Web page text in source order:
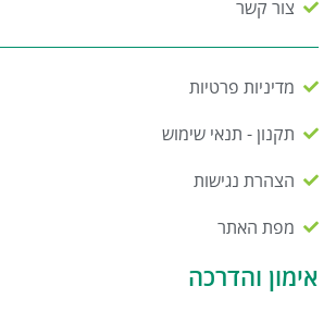
צור קשר
מדיניות פרטיות
תקנון - תנאי שימוש
הצהרת נגישות
מפת האתר
אימון והדרכה